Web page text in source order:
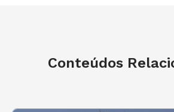
Conteúdos